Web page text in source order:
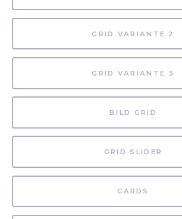
GRID VARIANTE 2
GRID VARIANTE 3
BILD GRID
GRID SLIDER
CARDS